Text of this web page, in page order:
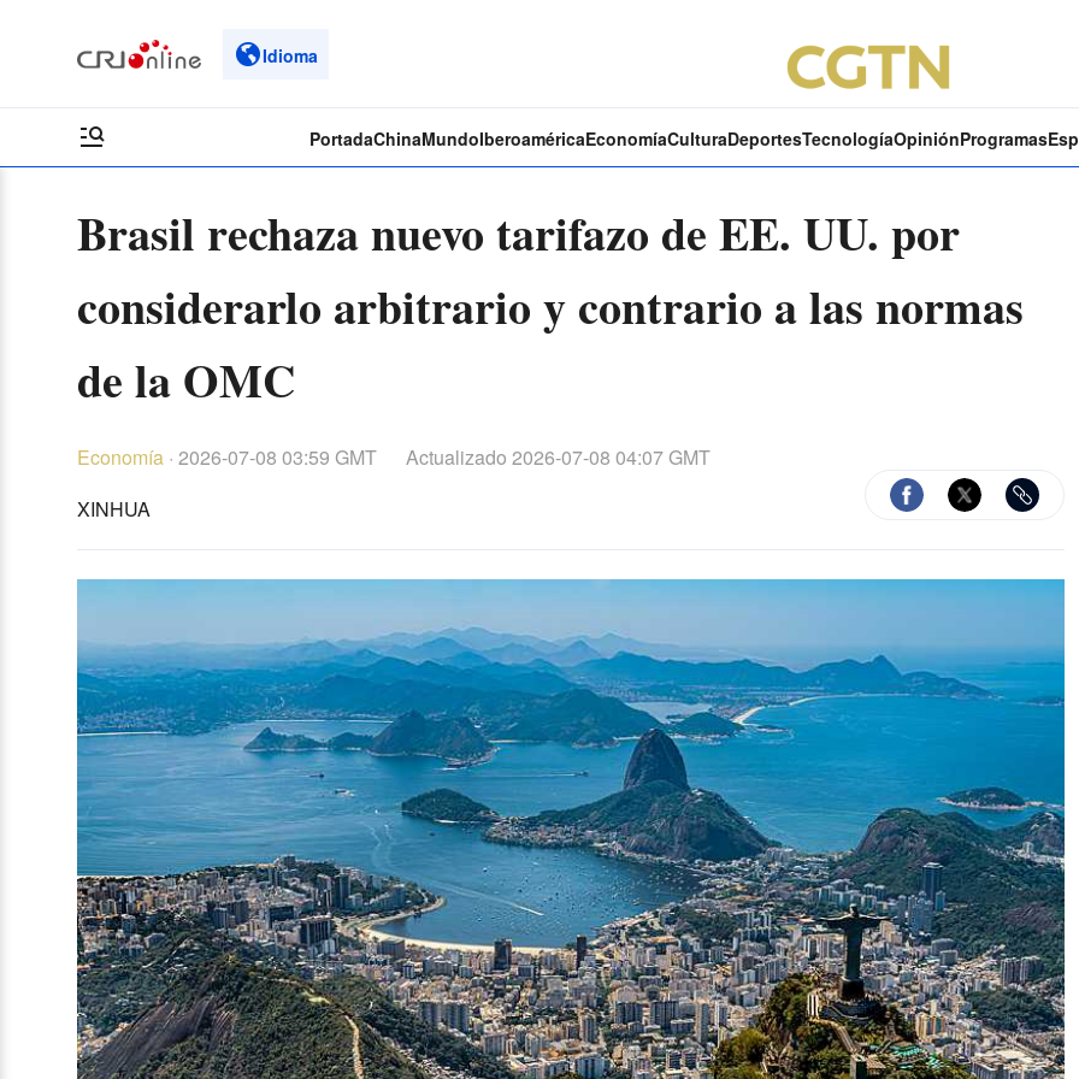
Idioma
PortadaChinaMundoIberoaméricaEconomíaCulturaDeportesTecnologíaOpiniónProgramas
Brasil rechaza nuevo tarifazo de EE. UU. por
considerarlo arbitrario y contrario a las normas
de la OMC
Economía · 2026-07-08 03:59 GMT Actualizado 2026-07-08 04:07 GMT
XINHUA